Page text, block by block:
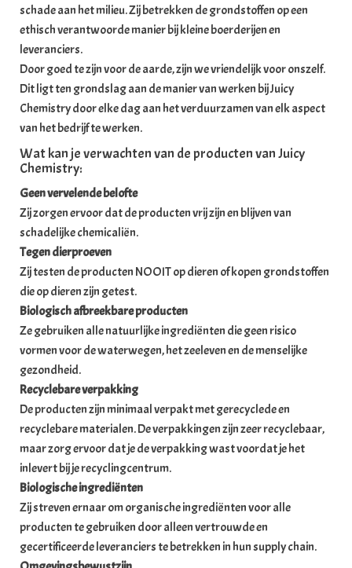
schade aan het milieu. Zij betrekken de grondstoffen op een
ethisch verantwoorde manier bij kleine boerderijen en
leveranciers.
Door goed te zijn voor de aarde, zijn we vriendelijk voor onszelf.
Dit ligt ten grondslag aan de manier van werken bij Juicy
Chemistry door elke dag aan het verduurzamen van elk aspect
van het bedrijf te werken.
Wat kan je verwachten van de producten van Juicy
Chemistry:
Geen vervelende belofte
Zij zorgen ervoor dat de producten vrij zijn en blijven van
schadelijke chemicaliën.
Tegen dierproeven
Zij testen de producten NOOIT op dieren of kopen grondstoffen
die op dieren zijn getest.
Biologisch afbreekbare producten
Ze gebruiken alle natuurlijke ingrediënten die geen risico
vormen voor de waterwegen, het zeeleven en de menselijke
gezondheid.
Recyclebare verpakking
De producten zijn minimaal verpakt met gerecyclede en
recyclebare materialen. De verpakkingen zijn zeer recyclebaar,
maar zorg ervoor dat je de verpakking wast voordat je het
inlevert bij je recyclingcentrum.
Biologische ingrediënten
Zij streven ernaar om organische ingrediënten voor alle
producten te gebruiken door alleen vertrouwde en
gecertificeerde leveranciers te betrekken in hun supply chain.